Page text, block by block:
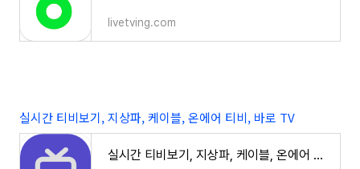
livetving.com
실시간 티비보기, 지상파, 케이블, 온에어 티비, 바로 TV
실시간 티비보기, 지상파, 케이블, 온에어 티비, 바로 TV